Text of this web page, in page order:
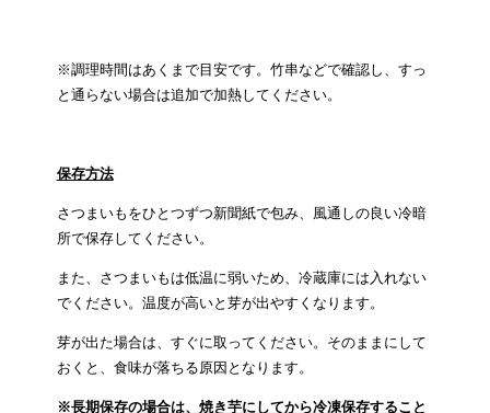
※調理時間はあくまで目安です。竹串などで確認し、すっ
と通らない場合は追加で加熱してください。
保存方法
さつまいもをひとつずつ新聞紙で包み、風通しの良い冷暗
所で保存してください。
また、さつまいもは低温に弱いため、冷蔵庫には入れない
でください。温度が高いと芽が出やすくなります。
芽が出た場合は、すぐに取ってください。そのままにして
おくと、食味が落ちる原因となります。
※長期保存の場合は、焼き芋にしてから冷凍保存すること